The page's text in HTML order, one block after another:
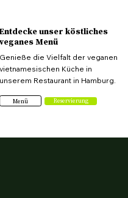
Entdecke unser köstliches
veganes Menü
Genieße die Vielfalt der veganen
vietnamesischen Küche in
unserem Restaurant in Hamburg.
Menü Reservierung